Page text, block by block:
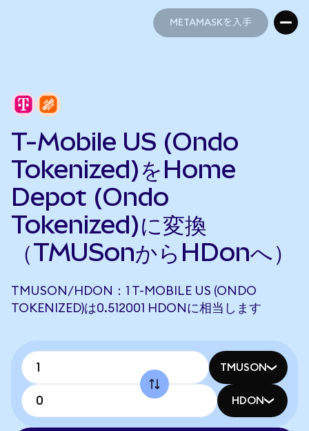
METAMASKを入手
T-Mobile US (Ondo
Tokenized)をHome
Depot (Ondo
Tokenized)に変換
（TMUSonからHDonへ）
TMUSON/HDON：1 T-MOBILE US (ONDO
TOKENIZED)は0.512001 HDONに相当します
TMUSON
HDON